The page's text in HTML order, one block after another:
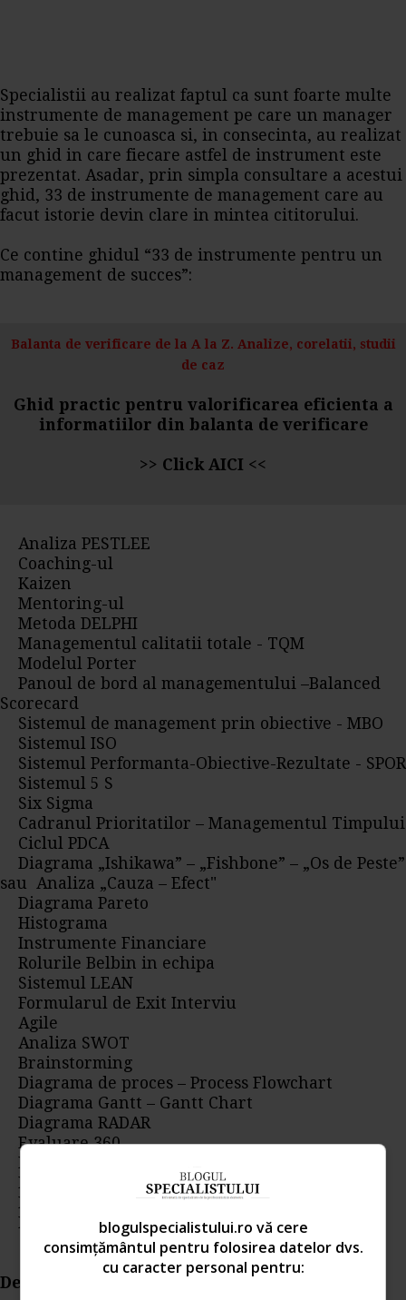
Specialistii au realizat faptul ca sunt foarte multe
instrumente de management pe care un manager
trebuie sa le cunoasca si, in consecinta, au realizat
un ghid in care fiecare astfel de instrument este
prezentat. Asadar, prin simpla consultare a acestui
ghid, 33 de instrumente de management care au
facut istorie devin clare in mintea cititorului.
Ce contine ghidul “33 de instrumente pentru un
management de succes”:
Balanta de verificare de la A la Z. Analize, corelatii, studii
de caz
Ghid practic pentru valorificarea eficienta a
informatiilor din balanta de verificare
>> Click AICI <<
Analiza PESTLEE
Coaching-ul
Kaizen
Mentoring-ul
Metoda DELPHI
Managementul calitatii totale - TQM
Modelul Porter
Panoul de bord al managementului –Balanced
Scorecard
Sistemul de management prin obiective - MBO
Sistemul ISO
Sistemul Performanta-Obiective-Rezultate - SPOR
Sistemul 5 S
Six Sigma
Cadranul Prioritatilor – Managementul Timpului
Ciclul PDCA
Diagrama „Ishikawa” – „Fishbone” – „Os de Peste”
sau Analiza „Cauza – Efect"
Diagrama Pareto
Histograma
Instrumente Financiare
Rolurile Belbin in echipa
Sistemul LEAN
Formularul de Exit Interviu
Agile
Analiza SWOT
Brainstorming
Diagrama de proces – Process Flowchart
Diagrama Gantt – Gantt Chart
Diagrama RADAR
Evaluare 360
Kanban si Just in Time
Intalnirea Unu la Unu – One to One – 1:1
Plimbarea Gemba
Poka Yoke
Detalii aici...
blogulspecialistului.ro vă cere
consimțământul pentru folosirea datelor dvs.
cu caracter personal pentru: